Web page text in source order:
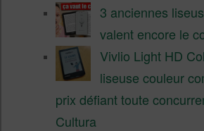
3 anciennes
valent encore le
Vivlio Light HD
liseuse couleur
prix défiant toute
Cultura